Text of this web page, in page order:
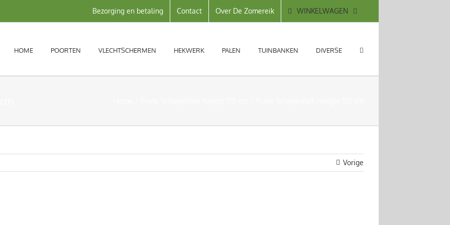
Bezorging en betaling Contact Over De Zomereik WINKELWAGEN
HOME POORTEN VLECHTSCHERMEN HEKWERK PALEN TUINBANKEN DIVERSE
Vorige